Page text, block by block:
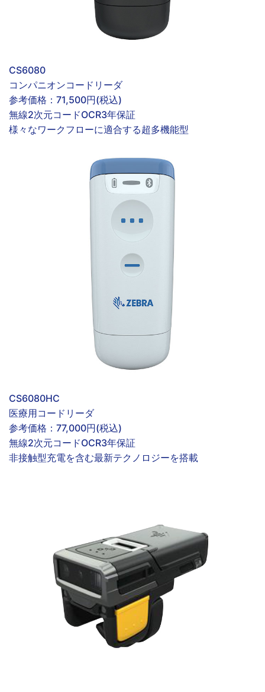
CS6080
コンパニオンコードリーダ
参考価格： 71,500円(税込)
無線2次元コードOCR3年保証
様々なワークフローに適合する超多機能型
CS6080HC
医療用コードリーダ
参考価格： 77,000円(税込)
無線2次元コードOCR3年保証
非接触型充電を含む最新テクノロジーを搭載